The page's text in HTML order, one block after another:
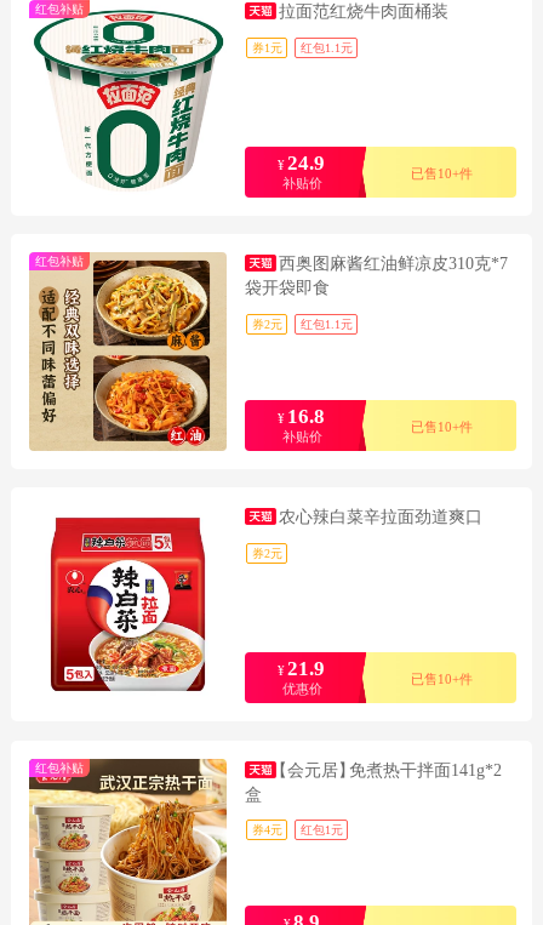
红包补贴 拉面范红烧牛肉面桶装
券1元 红包1.1元
¥ 24.9
补贴价
已售10+件
红包补贴
西奥图麻酱红油鲜凉皮310克*7
袋开袋即食
券2元 红包1.1元
¥ 16.8
补贴价
已售10+件
农心辣白菜辛拉面劲道爽口
券2元
¥ 21.9
优惠价
已售10+件
红包补贴 【会元居】免煮热干拌面141g*2
盒
券4元 红包1元